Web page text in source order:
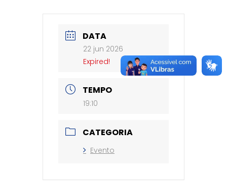
DATA
22 jun 2026
Expired!
TEMPO
19:10
CATEGORIA
Evento